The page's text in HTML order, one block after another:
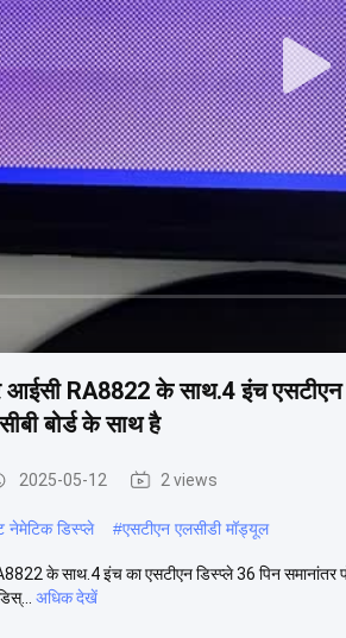
आईसी RA8822 के साथ.4 इंच एसटीएन
बोर्ड के साथ है
2025-05-12 2 views
नेमेटिक डिस्प्ले #एसटीएन एलसीडी मॉड्यूल
के साथ.4 इंच का एसटीएन डिस्प्ले 36 पिन
अधिक देखें